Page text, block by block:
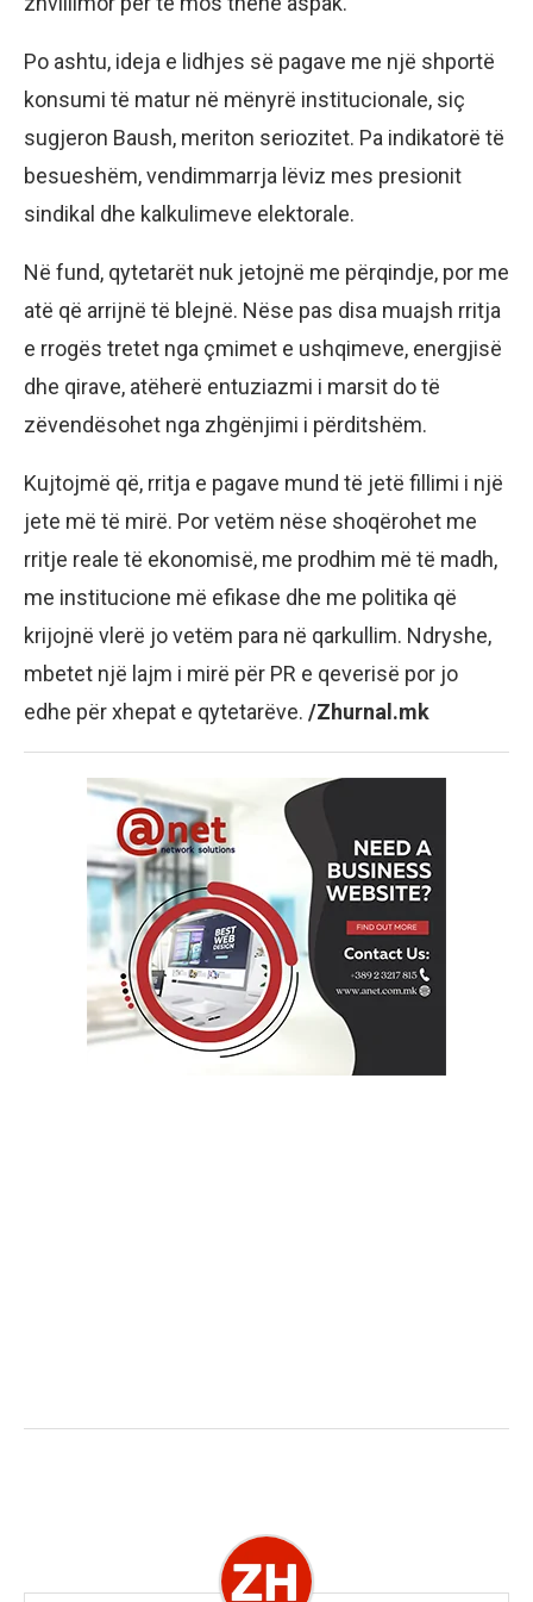
Po ashtu, ideja e lidhjes së pagave me një shportë
konsumi të matur në mënyrë institucionale, siç
sugjeron Baush, meriton seriozitet. Pa indikatorë të
besueshëm, vendimmarrja lëviz mes presionit
sindikal dhe kalkulimeve elektorale.
Në fund, qytetarët nuk jetojnë me përqindje, por me
atë që arrijnë të blejnë. Nëse pas disa muajsh rritja
e rrogës tretet nga çmimet e ushqimeve, energjisë
dhe qirave, atëherë entuziazmi i marsit do të
zëvendësohet nga zhgënjimi i përditshëm.
Kujtojmë që, rritja e pagave mund të jetë fillimi i një
jete më të mirë. Por vetëm nëse shoqërohet me
rritje reale të ekonomisë, me prodhim më të madh,
me institucione më efikase dhe me politika që
krijojnë vlerë jo vetëm para në qarkullim. Ndryshe,
mbetet një lajm i mirë për PR e qeverisë por jo
edhe për xhepat e qytetarëve. /Zhurnal.mk